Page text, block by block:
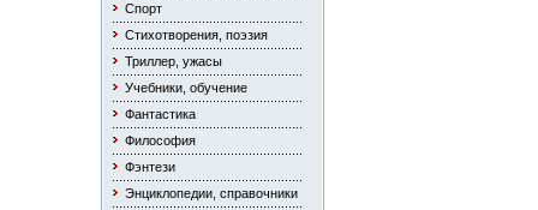
Спорт
Стихотворения, поэзия
Триллер, ужасы
Учебники, обучение
Фантастика
Философия
Фэнтези
Энциклопедии, справочники